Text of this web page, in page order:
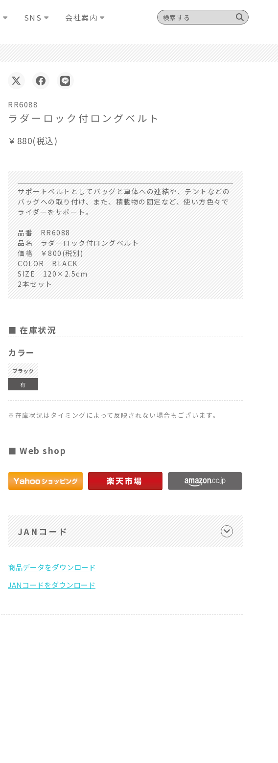
SNS 会社案内
RR6088
ラダーロック付ロングベルト
￥880(税込)
サポートベルトとしてバッグと車体への連結や、テントなどの
バッグへの取り付け、また、積載物の固定など、使い方色々で
ライダーをサポート。
品番 RR6088
品名 ラダーロック付ロングベルト
価格 ￥800(税別)
COLOR BLACK
SIZE 120×2.5cm
2本セット
■ 在庫状況
カラー
ブラック
有
※在庫状況はタイミングによって反映されない場合もございます。
■ Web shop
JANコード